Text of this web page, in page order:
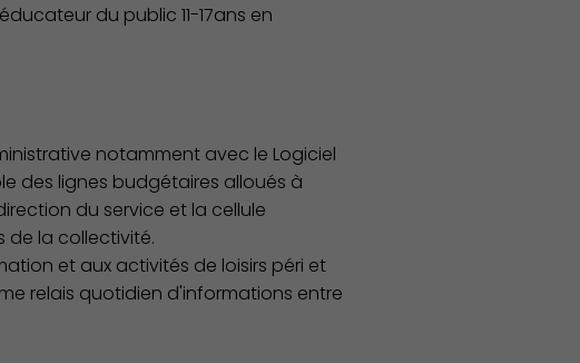
du public 11-17ans en
notamment avec le Logiciel
des lignes budgétaires alloués à
du service et la cellule
de la collectivité.
et aux activités de loisirs péri et
relais quotidien d'informations entre